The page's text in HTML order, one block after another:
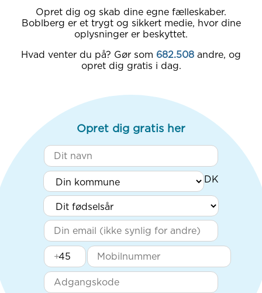
Opret dig og skab dine egne fælleskaber.
Boblberg er et trygt og sikkert medie, hvor dine
oplysninger er beskyttet.
Hvad venter du på? Gør som 682.508 andre, og
opret dig gratis i dag.
Opret dig gratis her
+